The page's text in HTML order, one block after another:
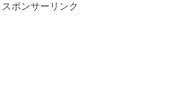
スポンサーリンク